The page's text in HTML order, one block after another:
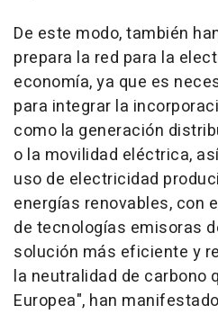
De este modo, también
prepara la red para la
economía, ya que es
para integrar la
como la generación
o la movilidad eléctrica,
uso de electricidad
energías renovables, con
de tecnologías emisoras
solución más eficiente y
la neutralidad de carbono
Europea", han